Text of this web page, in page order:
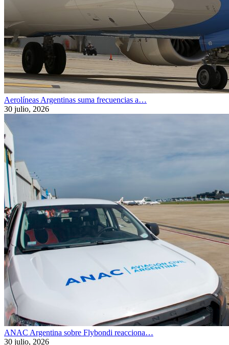
Aerolíneas Argentinas suma frecuencias a…
30 julio, 2026
ANAC Argentina sobre Flybondi reacciona…
30 julio, 2026